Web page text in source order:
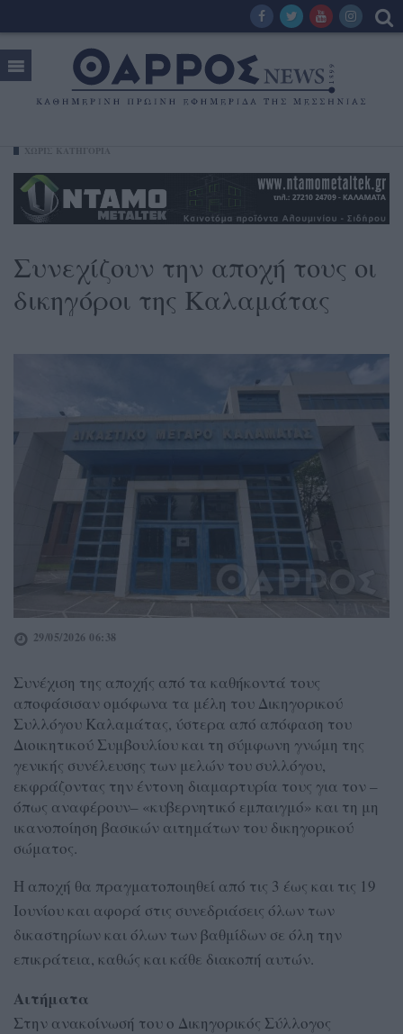
Συνεχίζουν την αποχή τους οι
δικηγόροι της Καλαμάτας
29/05/2026 06:38
Συνέχιση της αποχής από τα καθήκοντά τους
αποφάσισαν ομόφωνα τα μέλη του Δικηγορικού
Συλλόγου Καλαμάτας, ύστερα από απόφαση του
Διοικητικού Συμβουλίου και τη σύμφωνη γνώμη της
γενικής συνέλευσης των μελών του συλλόγου,
εκφράζοντας την έντονη διαμαρτυρία τους για τον –
όπως αναφέρουν– «κυβερνητικό εμπαιγμό» και τη μη
ικανοποίηση βασικών αιτημάτων του δικηγορικού
σώματος.
Η αποχή θα πραγματοποιηθεί από τις 3 έως και τις 19
Ιουνίου και αφορά στις συνεδριάσεις όλων των
δικαστηρίων και όλων των βαθμίδων σε όλη την
επικράτεια, καθώς και κάθε διακοπή αυτών.
Αιτήματα
Στην ανακοίνωσή του ο Δικηγορικός Σύλλογος